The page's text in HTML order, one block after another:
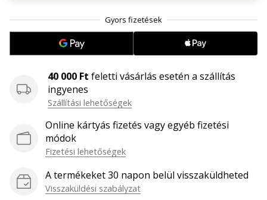
márkánk
nagykövete
Te
kézilabda-
őrült
mi?
Csatlakozz
hozzánk
márkanagykövetként.
40 000 Ft feletti vásárlás esetén a szállítás
ingyenes
Szállítási lehetőségek
Online kártyás fizetés vagy egyéb fizetési
módok
Fizetési lehetőségek
A termékeket 30 napon belül visszaküldheted
Visszaküldési szabályzat